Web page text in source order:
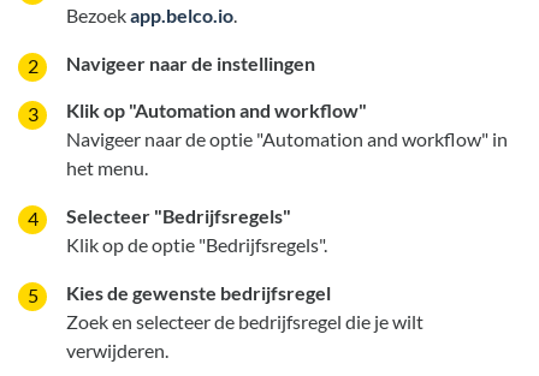
Bezoekapp.belco.io.
Navigeer naar de instellingen
Klik op "Automation and workflow"
Navigeer naar de optie "Automation and workflow" in
het menu.
Selecteer "Bedrijfsregels"
Klik op de optie "Bedrijfsregels".
Kies de gewenste bedrijfsregel
Zoek en selecteer de bedrijfsregel die je wilt
verwijderen.